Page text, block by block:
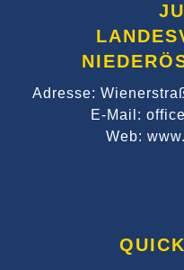
Adresse:
E-Mail:
Web: